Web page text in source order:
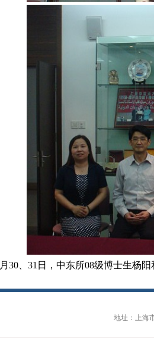
月 30 31 日，中东所08级博士生杨阳
地址：上海